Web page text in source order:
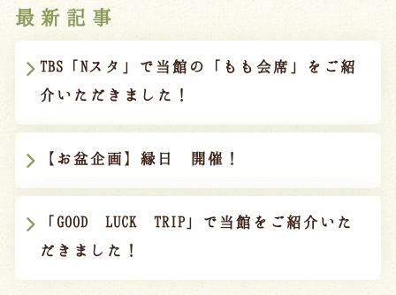
最新記事
TBS「Nスタ」で当館の「もも会席」をご紹
介いただきました！
【お盆企画】縁日 開催！
「GOOD LUCK TRIP」で当館をご紹介いた
だきました！